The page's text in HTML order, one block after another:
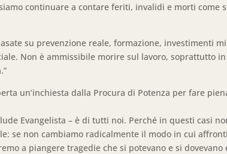
continuare a contare feriti, invalidi e morti come
su prevenzione reale, formazione, investimenti
Non è ammissibile morire sul lavoro, soprattutto
un’inchiesta dalla Procura di Potenza per fare
Evangelista – è di tutti noi. Perché in questi casi
se non cambiamo radicalmente il modo in cui
a piangere tragedie che si potevano e si dovevano